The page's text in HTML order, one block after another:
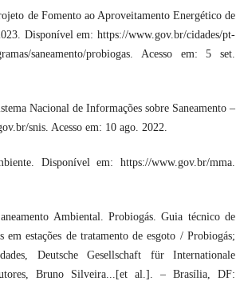
de Fomento ao Aproveitamento Energético de
Disponível em: https://www.gov.br/cidades/pt-
saneamento/probiogas. Acesso em: 5 set.
Nacional de Informações sobre Saneamento –
snis. Acesso em: 10 ago. 2022.
Disponível em: https://www.gov.br/mma.
Ambiental. Probiogás. Guia técnico de
em estações de tratamento de esgoto / Probiogás;
Deutsche Gesellschaft für Internationale
Bruno Silveira...[et al.]. – Brasília, DF: